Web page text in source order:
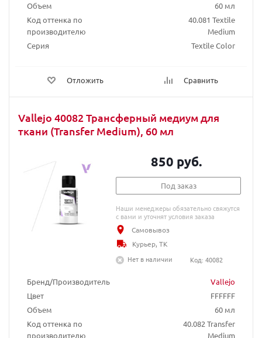
Объем
60 мл
Код оттенка по
производителю
40.081 Textile
Medium
Серия
Textile Color
Отложить Сравнить
Vallejo 40082 Трансферный медиум для
ткани (Transfer Medium), 60 мл
Бренд/Производитель
Vallejo
Цвет
FFFFFF
Объем
60 мл
Код оттенка по
производителю
40.082 Transfer
Medium
850 руб.
Под заказ
Наши менеджеры обязательно свяжутся
с вами и уточнят условия заказа
Самовывоз
Курьер, ТК
Нет в наличии
Код: 40082